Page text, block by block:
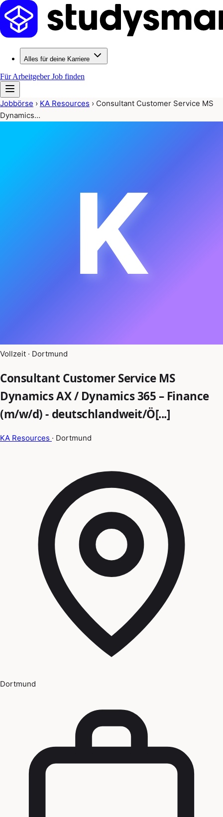
Alles für deine Karriere
Für ArbeitgeberJob finden
Jobbörse › KA Resources › Consultant Customer Service MS
Dynamics…
K
Vollzeit · Dortmund
Consultant Customer Service MS
Dynamics AX / Dynamics 365 – Finance
(m/w/d) - deutschlandweit/Ö[...]
KA Resources · Dortmund
Dortmund